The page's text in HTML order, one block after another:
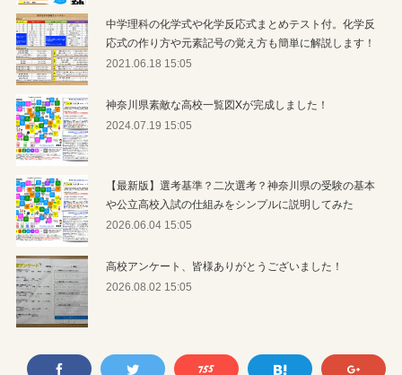
中学理科の化学式や化学反応式まとめテスト付。化学反
応式の作り方や元素記号の覚え方も簡単に解説します！
2021.06.18 15:05
神奈川県素敵な高校一覧図Xが完成しました！
2024.07.19 15:05
【最新版】選考基準？二次選考？神奈川県の受験の基本
や公立高校入試の仕組みをシンプルに説明してみた
2026.06.04 15:05
高校アンケート、皆様ありがとうございました！
2026.08.02 15:05